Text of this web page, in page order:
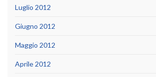
Luglio 2012
Giugno 2012
Maggio 2012
Aprile 2012